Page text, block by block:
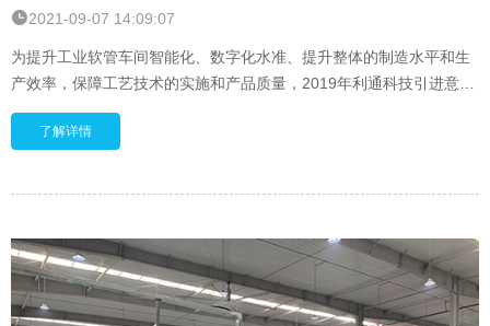
2021-09-07 14:09:07
为提升工业软管车间智能化、数字化水准、提升整体的制造水平和生
产效率，保障工艺技术的实施和产品质量，2019年利通科技引进意大
利VP自动化工业软管生产设备，建成了全球为数不
了解详情